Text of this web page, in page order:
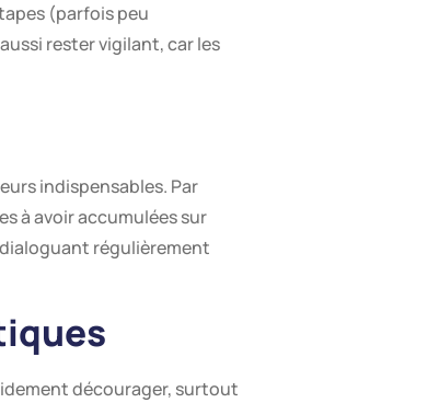
(parfois peu
rester vigilant, car les
indispensables. Par
à avoir accumulées sur
régulièrement
décourager, surtout